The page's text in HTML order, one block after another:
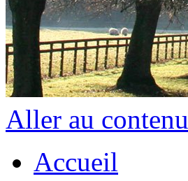
Aller au contenu
Accueil